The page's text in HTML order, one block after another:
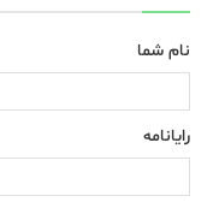
نام شما
رایانامه